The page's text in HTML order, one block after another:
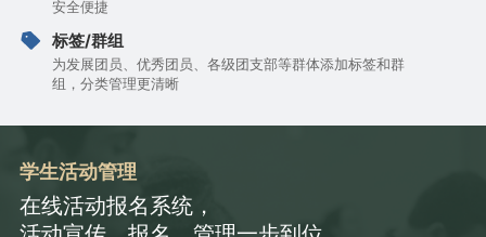
安全便捷
标签/群组
为发展团员、优秀团员、各级团支部等群体添加标签和群
组，分类管理更清晰
学生活动管理
在线活动报名系统，